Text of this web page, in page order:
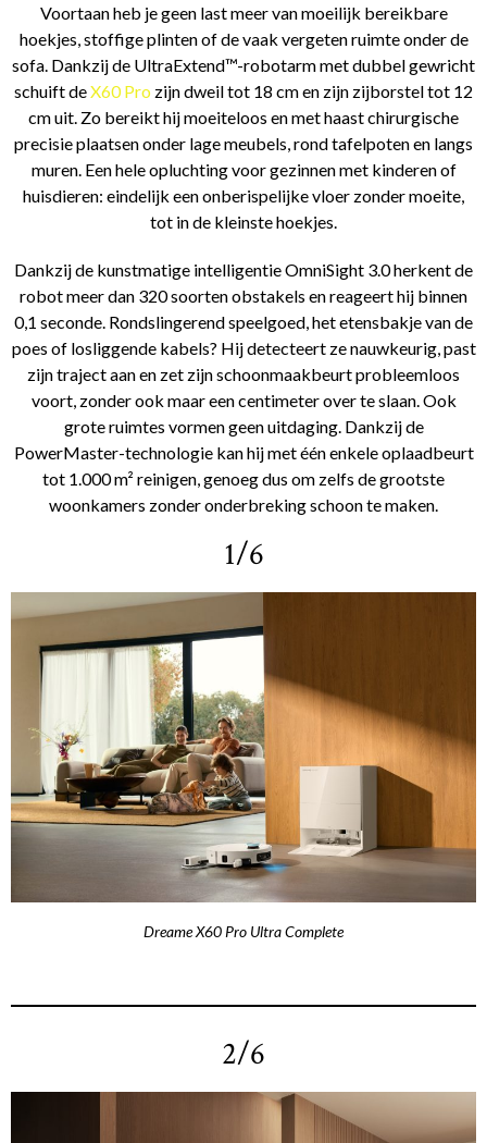
Voortaan heb je geen last meer van moeilijk bereikbare
hoekjes, stoffige plinten of de vaak vergeten ruimte onder de
sofa. Dankzij de UltraExtend™-robotarm met dubbel gewricht
schuift deX60 Pro zijn dweil tot 18 cm en zijn zijborstel tot 12
cm uit. Zo bereikt hij moeiteloos en met haast chirurgische
precisie plaatsen onder lage meubels, rond tafelpoten en langs
muren. Een hele opluchting voor gezinnen met kinderen of
huisdieren: eindelijk een onberispelijke vloer zonder moeite,
tot in de kleinste hoekjes.
Dankzij de kunstmatige intelligentie OmniSight 3.0 herkent de
robot meer dan 320 soorten obstakels en reageert hij binnen
0,1 seconde. Rondslingerend speelgoed, het etensbakje van de
poes of losliggende kabels? Hij detecteert ze nauwkeurig, past
zijn traject aan en zet zijn schoonmaakbeurt probleemloos
voort, zonder ook maar een centimeter over te slaan. Ook
grote ruimtes vormen geen uitdaging. Dankzij de
PowerMaster-technologie kan hij met één enkele oplaadbeurt
tot 1.000 m² reinigen, genoeg dus om zelfs de grootste
woonkamers zonder onderbreking schoon te maken.
1/6
Dreame X60 Pro Ultra Complete
2/6